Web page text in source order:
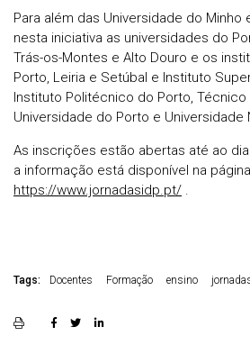
Para além das Universidade do Minho
nesta iniciativa as universidades do
Trás-os-Montes e Alto Douro e os
Porto, Leiria e Setúbal e Instituto
Instituto Politécnico do Porto, Técnico
Universidade do Porto e Universidade
As inscrições estão abertas até ao
a informação está disponível na
https://www.jornadasidp.pt/ .
Tags: Docentes Formação ensino